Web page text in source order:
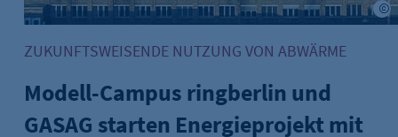
Energie gGmbH
ZUKUNFTSWEISENDE NUTZUNG VON ABWÄRME
Modell-Campus ringberlin und
GASAG starten Energieprojekt mit